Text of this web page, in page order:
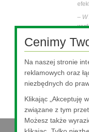
–
Cenimy
Na naszej stronie
reklamowych oraz
niezbędnych do
Klikając „Akceptuję
związane z tym
Możesz także